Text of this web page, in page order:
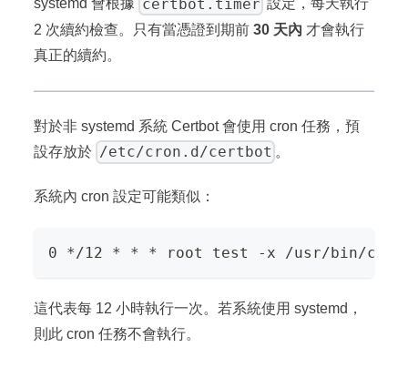
systemd 會根據 certbot.timer 設定，每天執行
2 次續約檢查。只有當憑證到期前30 天內 才會執行
真正的續約。
對於非 systemd 系統 Certbot 會使用 cron 任務，預
設存放於 /etc/cron.d/certbot 。
系統內 cron 設定可能類似：
0 */12 * * * root test -x /usr/bin/
這代表每 12 小時執行一次。若系統使用 systemd，
則此 cron 任務不會執行。